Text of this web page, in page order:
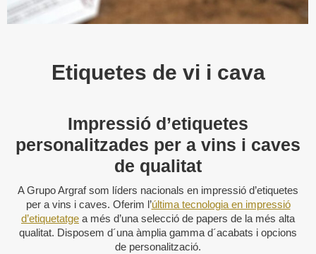
Etiquetes de vi i cava
Impressió d’etiquetes
personalitzades per a vins i caves
de qualitat
A Grupo Argraf som líders nacionals en impressió d’etiquetes
per a vins i caves. Oferim l’última tecnologia en impressió
d’etiquetatge a més d’una selecció de papers de la més alta
qualitat. Disposem d´una àmplia gamma d´acabats i opcions
de personalització.